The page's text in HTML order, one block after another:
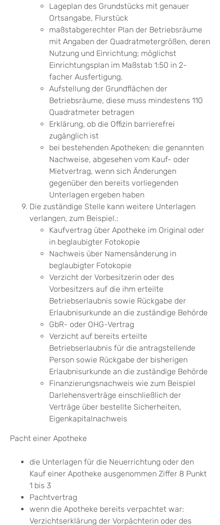
Lageplan des Grundstücks mit genauer
Ortsangabe, Flurstück
maßstabgerechter Plan der Betriebsräume
mit Angaben der Quadratmetergrößen, deren
Nutzung und Einrichtung; möglichst
Einrichtungsplan im Maßstab 1:50 in 2-
facher Ausfertigung.
Aufstellung der Grundflächen der
Betriebsräume, diese muss mindestens 110
Quadratmeter betragen
Erklärung, ob die Offizin barrierefrei
zugänglich ist
bei bestehenden Apotheken: die genannten
Nachweise, abgesehen vom Kauf- oder
Mietvertrag, wenn sich Änderungen
gegenüber den bereits vorliegenden
Unterlagen ergeben haben
Die zuständige Stelle kann weitere Unterlagen
verlangen, zum Beispiel.:
Kaufvertrag über Apotheke im Original oder
in beglaubigter Fotokopie
Nachweis über Namensänderung in
beglaubigter Fotokopie
Verzicht der Vorbesitzerin oder des
Vorbesitzers auf die ihm erteilte
Betriebserlaubnis sowie Rückgabe der
Erlaubnisurkunde an die zuständige Behörde
GbR- oder OHG-Vertrag
Verzicht auf bereits erteilte
Betriebserlaubnis für die antragstellende
Person sowie Rückgabe der bisherigen
Erlaubnisurkunde an die zuständige Behörde
Finanzierungsnachweis wie zum Beispiel
Darlehensverträge einschließlich der
Verträge über bestellte Sicherheiten,
Eigenkapitalnachweis
Pacht einer Apotheke
die Unterlagen für die Neuerrichtung oder den
Kauf einer Apotheke ausgenommen Ziffer 8 Punkt
1 bis 3
Pachtvertrag
wenn die Apotheke bereits verpachtet war:
Verzichtserklärung der Vorpächterin oder des